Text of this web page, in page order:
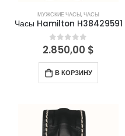
МУЖСКИЕ ЧАСЫ,ЧАСЫ
Часы Hamilton H38429591
0out of 5
2.850,00 $
В КОРЗИНУ